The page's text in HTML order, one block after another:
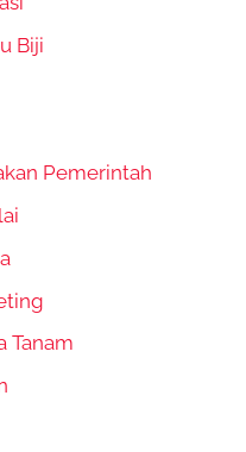
Biji
Pemerintah
Tanam